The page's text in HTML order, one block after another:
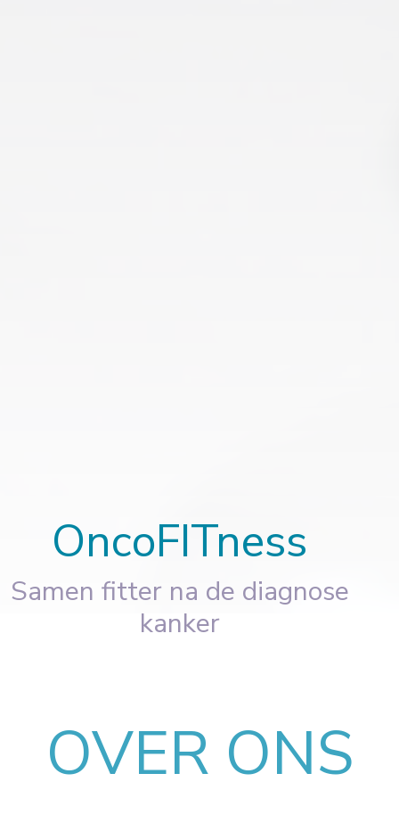
OncoFITness
Samen fitter na de diagnose
kanker
OVER ONS